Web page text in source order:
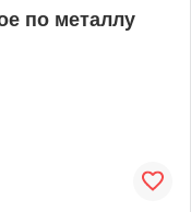
по металлу